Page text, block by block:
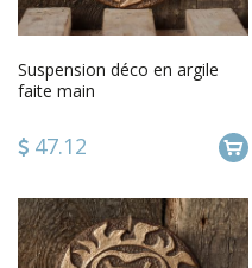
Suspension déco en argile
faite main
47.12